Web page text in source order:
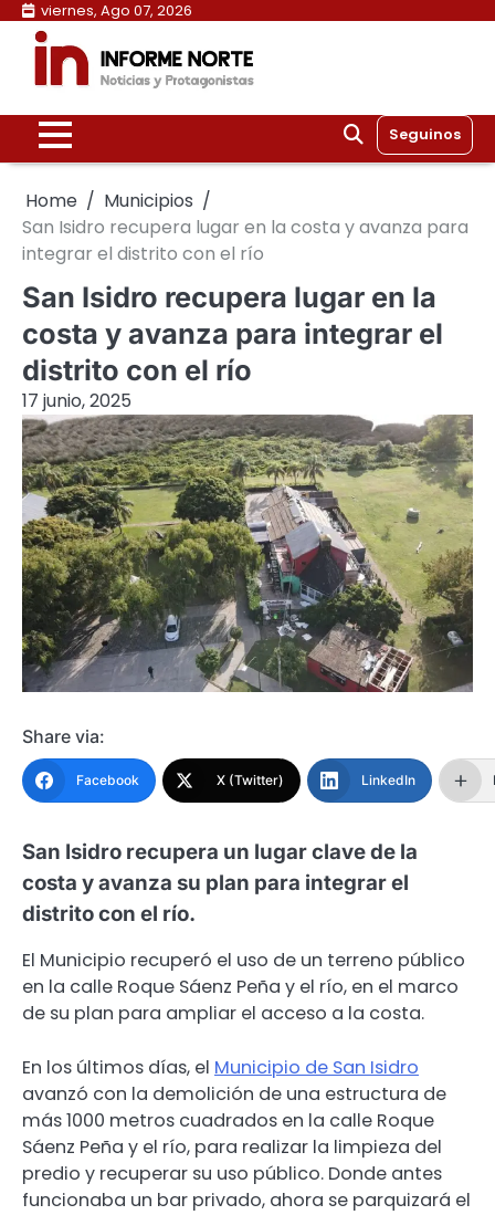
Skip
content
viernes, Ago 07, 2026
Seguinos
Home
Municipios
San Isidro recupera lugar en la costa y avanza para
integrar el distrito con el río
San Isidro recupera lugar en la
costa y avanza para integrar el
distrito con el río
17 junio, 2025
Share via:
Facebook X (Twitter) LinkedIn
San Isidro recupera un lugar clave de la
costa y avanza su plan para integrar el
distrito con el río.
El Municipio recuperó el uso de un terreno público
en la calle Roque Sáenz Peña y el río, en el marco
de su plan para ampliar el acceso a la costa.
En los últimos días, el Municipio de San Isidro
avanzó con la demolición de una estructura de
más 1000 metros cuadrados en la calle Roque
Sáenz Peña y el río, para realizar la limpieza del
predio y recuperar su uso público. Donde antes
funcionaba un bar privado, ahora se parquizará el